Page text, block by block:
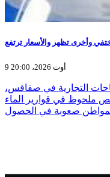
9 أوت 2026، 20:00
التجارية في صفاقس،
ملحوظ في قوارير الماء